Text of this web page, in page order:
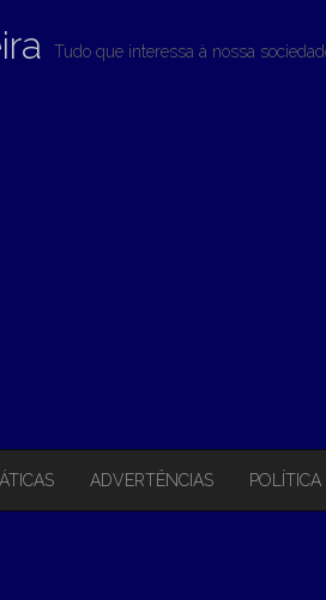
Tudo que interessa à nossa
ADVERTÊNCIAS